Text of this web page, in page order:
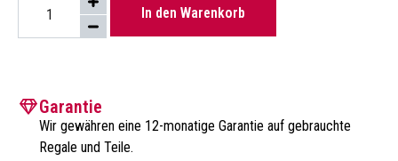
In den Warenkorb
Garantie
Wir gewähren eine 12-monatige Garantie auf gebrauchte
Regale und Teile.